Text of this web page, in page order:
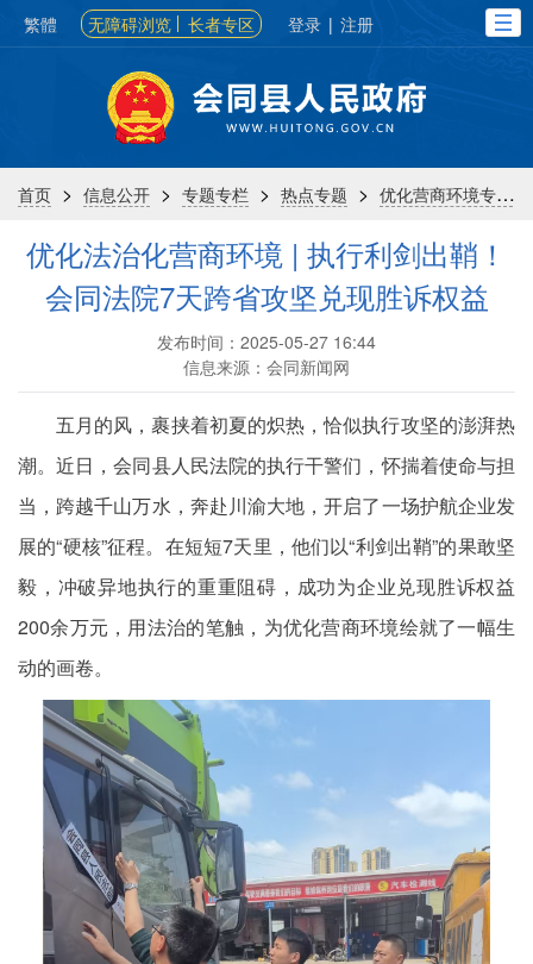
繁體 无障碍浏览 长者专区 登录 | 注册
首页 > 信息公开 > 专题专栏 > 热点专题 > 优化营商环境专栏
优化法治化营商环境 | 执行利剑出鞘！
会同法院7天跨省攻坚兑现胜诉权益
发布时间：2025-05-27 16:44
信息来源：会同新闻网
五月的风，裹挟着初夏的炽热，恰似执行攻坚的澎湃热
潮。近日，会同县人民法院的执行干警们，怀揣着使命与担
当，跨越千山万水，奔赴川渝大地，开启了一场护航企业发
展的“硬核”征程。在短短7天里，他们以“利剑出鞘”的果敢坚
毅，冲破异地执行的重重阻碍，成功为企业兑现胜诉权益
200余万元，用法治的笔触，为优化营商环境绘就了一幅生
动的画卷。